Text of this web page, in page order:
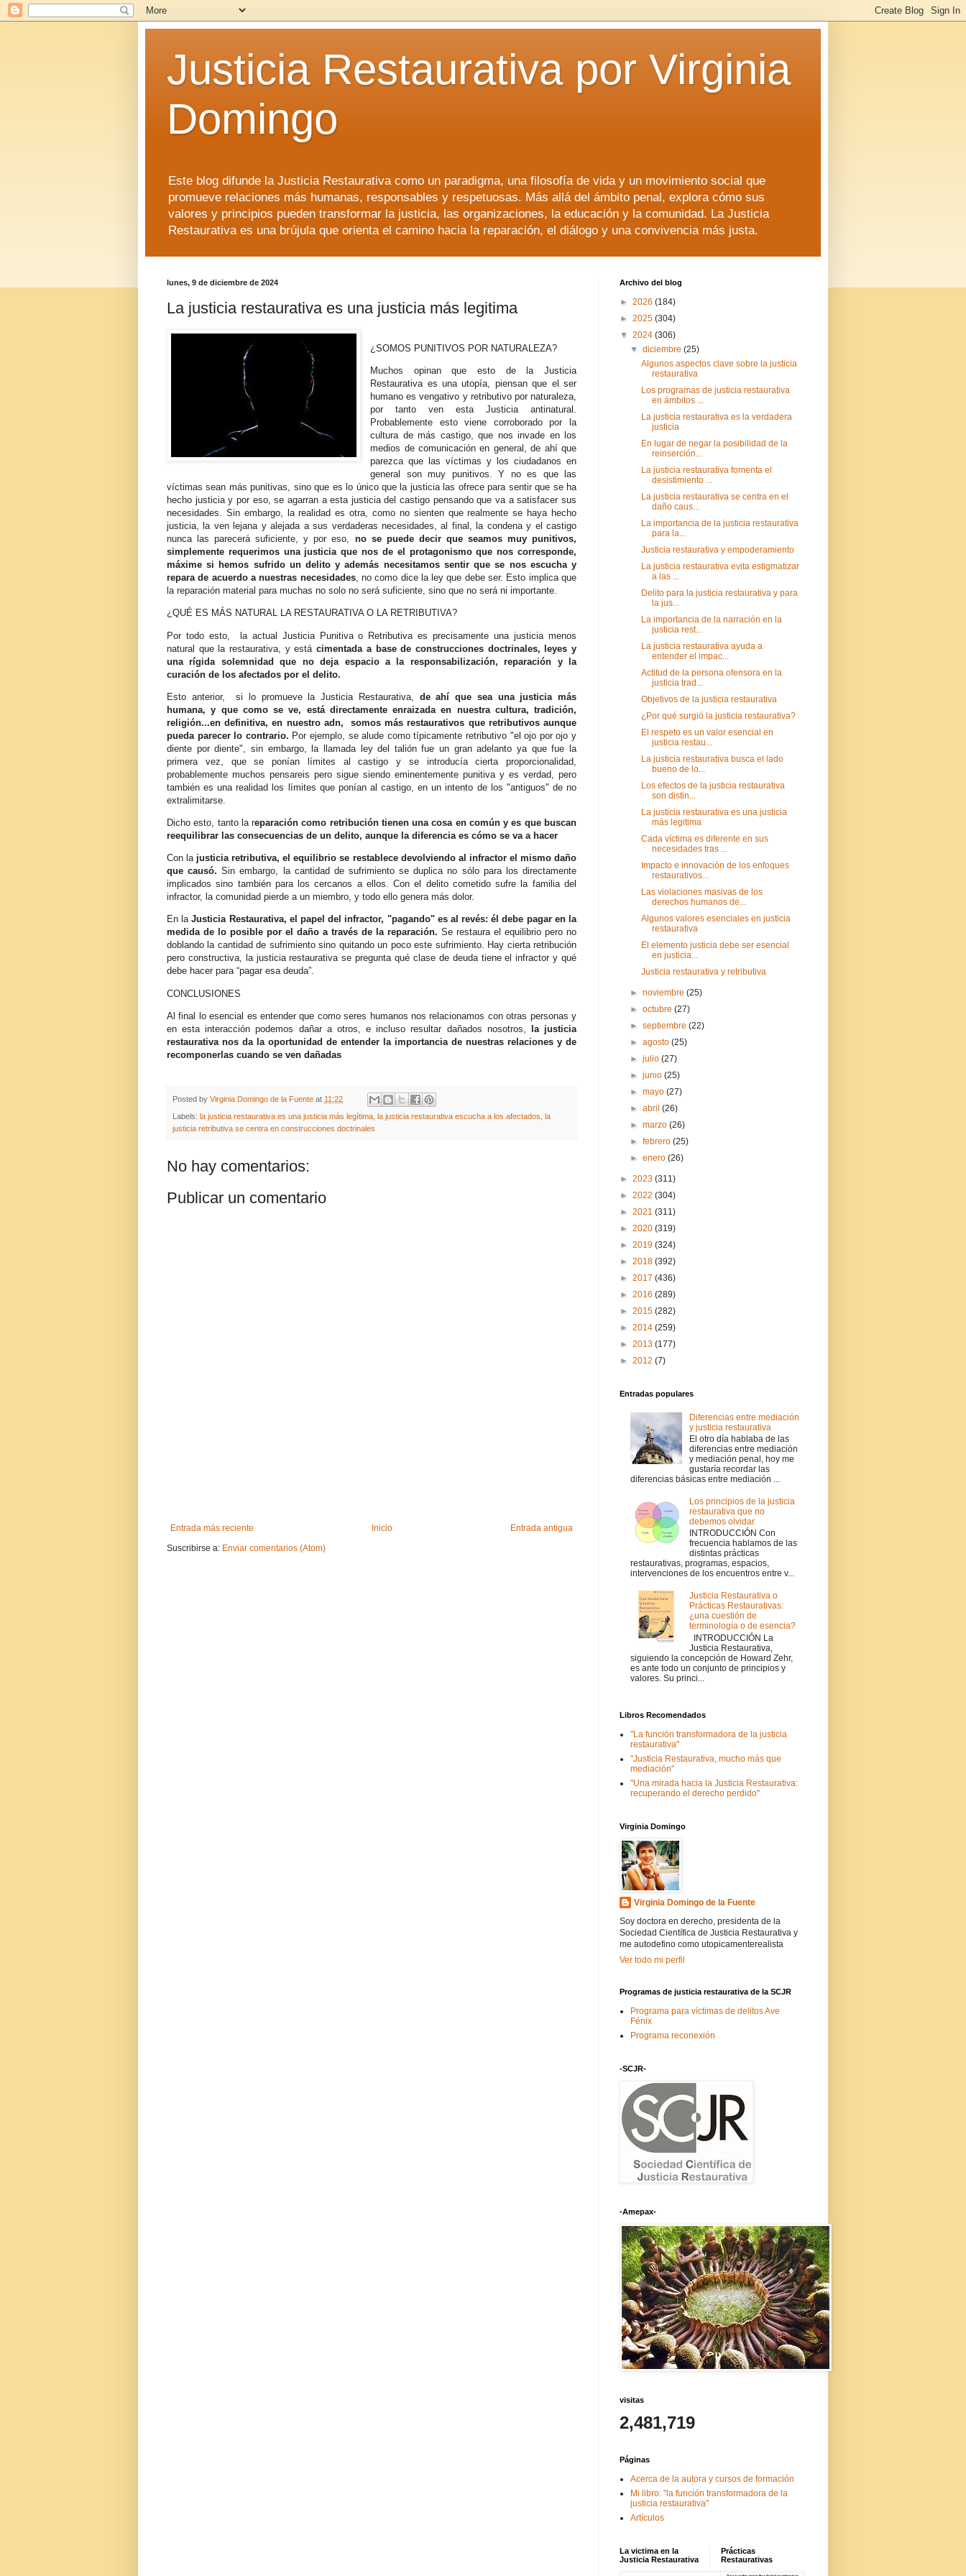
Justicia Restaurativa por Virginia
Domingo
Este blog difunde la Justicia Restaurativa como un paradigma, una filosofía de vida y un movimiento social que
promueve relaciones más humanas, responsables y respetuosas. Más allá del ámbito penal, explora cómo sus
valores y principios pueden transformar la justicia, las organizaciones, la educación y la comunidad. La Justicia
Restaurativa es una brújula que orienta el camino hacia la reparación, el diálogo y una convivencia más justa.
lunes, 9 de diciembre de 2024
La justicia restaurativa es una justicia más legitima
¿SOMOS PUNITIVOS POR NATURALEZA?
Muchos opinan que esto de la Justicia
Restaurativa es una utopía, piensan que el ser
humano es vengativo y retributivo por naturaleza,
por tanto ven esta Justicia antinatural.
Probablemente esto viene corroborado por la
cultura de más castigo, que nos invade en los
medios de comunicación en general, de ahí que
parezca que las víctimas y los ciudadanos en
general son muy punitivos. Y no es que las
víctimas sean más punitivas, sino que es lo único que la justicia las ofrece para sentir que se ha
hecho justicia y por eso, se agarran a esta justicia del castigo pensando que va a satisfacer sus
necesidades. Sin embargo, la realidad es otra, como no sienten que realmente se haya hecho
justicia, la ven lejana y alejada a sus verdaderas necesidades, al final, la condena y el castigo
nunca las parecerá suficiente, y por eso, no se puede decir que seamos muy punitivos,
simplemente requerimos una justicia que nos de el protagonismo que nos corresponde,
máxime si hemos sufrido un delito y además necesitamos sentir que se nos escucha y
repara de acuerdo a nuestras necesidades, no como dice la ley que debe ser. Esto implica que
la reparación material para muchas no solo no será suficiente, sino que no será ni importante.
¿QUÉ ES MÁS NATURAL LA RESTAURATIVA O LA RETRIBUTIVA?
Por todo esto, la actual Justicia Punitiva o Retributiva es precisamente una justicia menos
natural que la restaurativa, y estácimentada a base de construcciones doctrinales, leyes y
una rígida solemnidad que no deja espacio a la responsabilización, reparación y la
curación de los afectados por el delito.
Esto anterior, si lo promueve la Justicia Restaurativa, de ahí que sea una justicia más
humana, y que como se ve, está directamente enraizada en nuestra cultura, tradición,
religión...en definitiva, en nuestro adn, somos más restaurativos que retributivos aunque
pueda parecer lo contrario. Por ejemplo, se alude como típicamente retributivo "el ojo por ojo y
diente por diente", sin embargo, la llamada ley del talión fue un gran adelanto ya que fue la
primera vez, que se ponían límites al castigo y se introducía cierta proporcionalidad,
probablemente muchos pensareis pero sigue siendo eminentemente punitiva y es verdad, pero
también es una realidad los límites que ponían al castigo, en un intento de los "antiguos" de no
extralimitarse.
Dicho esto, tanto la reparación como retribución tienen una cosa en común y es que buscan
reequilibrar las consecuencias de un delito, aunque la diferencia es cómo se va a hacer
Con la justicia retributiva, el equilibrio se restablece devolviendo al infractor el mismo daño
que causó. Sin embargo, la cantidad de sufrimiento se duplica no sólo para los directamente
implicados sino también para los cercanos a ellos. Con el delito cometido sufre la familia del
infractor, la comunidad pierde a un miembro, y todo ello genera más dolor.
En laJusticia Restaurativa, el papel del infractor, "pagando" es al revés: él debe pagar en la
medida de lo posible por el daño a través de la reparación. Se restaura el equilibrio pero no
doblando la cantidad de sufrimiento sino quitando un poco este sufrimiento. Hay cierta retribución
pero constructiva, la justicia restaurativa se pregunta qué clase de deuda tiene el infractor y qué
debe hacer para “pagar esa deuda”.
CONCLUSIONES
Al final lo esencial es entender que como seres humanos nos relacionamos con otras personas y
en esta interacción podemos dañar a otros, e incluso resultar dañados nosotros,
la justicia
restaurativa nos da la oportunidad de entender la importancia de nuestras relaciones y de
recomponerlas cuando se ven dañadas
Posted by Virginia Domingo de la Fuente at 11:22
Labels: la justicia restaurativa es una justicia más legítima la justicia restaurativa escucha a los afectados
la
justicia retributiva se centra en construcciones doctrinales
No hay comentarios:
Publicar un comentario
Entrada más reciente Entrada antigua
Inicio
Suscribirse a: Enviar comentarios (Atom)
Archivo del blog
► 2026 (184)
► 2025 (304)
▼ 2024 (306)
▼diciembre(25)
Algunos aspectos clave sobre la justicia
restaurativa
Los programas de justicia restaurativa
en ámbitos ...
La justicia restaurativa es la verdadera
justicia
En lugar de negar la posibilidad de la
reinserción...
La justicia restaurativa fomenta el
desistimiento ...
La justicia restaurativa se centra en el
daño caus...
La importancia de la justicia restaurativa
para la...
Justicia restaurativa y empoderamiento
La justicia restaurativa evita estigmatizar
a las ...
Delito para la justicia restaurativa y para
la jus...
La importancia de la narración en la
justicia rest...
La justicia restaurativa ayuda a
entender el impac...
Actitud de la persona ofensora en la
justicia trad...
Objetivos de la justicia restaurativa
¿Por qué surgió la justicia restaurativa?
El respeto es un valor esencial en
justicia restau...
La justicia restaurativa busca el lado
bueno de lo...
Los efectos de la justicia restaurativa
son distin...
La justicia restaurativa es una justicia
más legitima
Cada víctima es diferente en sus
necesidades tras ...
Impacto e innovación de los enfoques
restaurativos...
Las violaciones masivas de los
derechos humanos de...
Algunos valores esenciales en justicia
restaurativa
El elemento justicia debe ser esencial
en justicia...
Justicia restaurativa y retributiva
►noviembre(25)
►octubre(27)
►septiembre(22)
►agosto(25)
►julio(27)
►junio(25)
►mayo(27)
►abril(26)
►marzo(26)
►febrero(25)
►enero(26)
► 2023 (311)
► 2022 (304)
► 2021 (311)
► 2020 (319)
► 2019 (324)
► 2018 (392)
► 2017 (436)
► 2016 (289)
► 2015 (282)
► 2014 (259)
► 2013 (177)
► 2012 (7)
Entradas populares
Diferencias entre mediación
y justicia restaurativa
El otro día hablaba de las
diferencias entre mediación
y mediación penal, hoy me
gustaría recordar las
diferencias básicas entre mediación ...
Los principios de la justicia
restaurativa que no
debemos olvidar
INTRODUCCIÓN Con
frecuencia hablamos de las
distintas prácticas
restaurativas, programas, espacios,
intervenciones de los encuentros entre v...
Justicia Restaurativa o
Prácticas Restaurativas:
¿una cuestión de
terminología o de esencia?
INTRODUCCIÓN La
Justicia Restaurativa,
siguiendo la concepción de Howard Zehr,
es ante todo un conjunto de principios y
valores. Su princi...
Libros Recomendados
"La función transformadora de la justicia
restaurativa"
"Justicia Restaurativa, mucho más que
mediación"
"Una mirada hacia la Justicia Restaurativa:
recuperando el derecho perdido"
Virginia Domingo
Virginia Domingo de la Fuente
Soy doctora en derecho, presidenta de la
Sociedad Científica de Justicia Restaurativa y
me autodefino como utopicamenterealista
Ver todo mi perfil
Programas de justicia restaurativa de la SCJR
Programa para víctimas de delitos Ave
Fénix
Programa reconexión
-SCJR-
-Amepax-
visitas
2,481,719
Páginas
Acerca de la autora y cursos de formación
Mi libro: "la función transformadora de la
justicia restaurativa"
Artículos
La victima en la
Justicia Restaurativa
Prácticas
Restaurativas